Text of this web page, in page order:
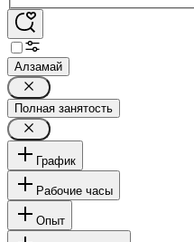
Алзамай
Полная занятость
График
Рабочие часы
Опыт